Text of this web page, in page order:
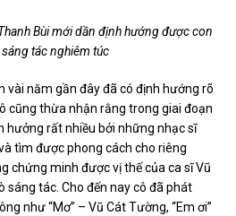
Bùi mới dần định hướng được con
tác nghiêm túc
vài năm gần đây đã có định hướng rõ
cũng thừa nhận rằng trong giai đoạn
hưởng rất nhiều bởi những nhạc sĩ
tìm được phong cách cho riêng
chứng minh được vị thế của ca sĩ Vũ
sáng tác. Cho đến nay cô đã phát
như “Mơ” – Vũ Cát Tường, “Em ơi”